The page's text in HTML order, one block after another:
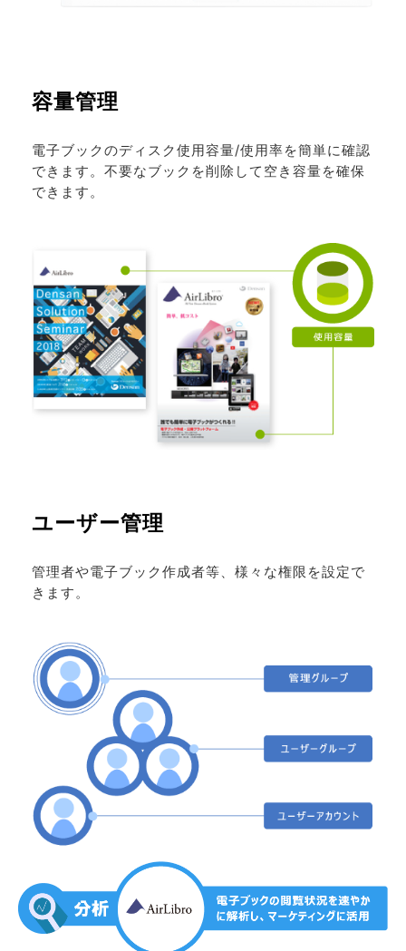
容量管理
電子ブックのディスク使用容量/使用率を簡単に確認
できます。不要なブックを削除して空き容量を確保
できます。
ユーザー管理
管理者や電子ブック作成者等、様々な権限を設定で
きます。